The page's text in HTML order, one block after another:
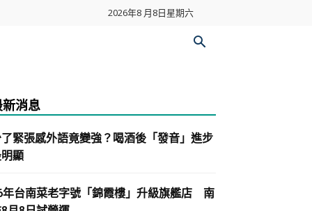
2026年8 月8日星期六
新消息
緊張感外語竟變強？喝酒後「發音」進步
顯
年台南菜老字號「錦霞樓」升級旗艦店 南